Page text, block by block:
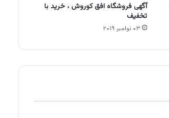
آگهی فروشگاه افق کوروش ، خرید با
تخفیف
۰۳ نوامبر ۲۰۱۹